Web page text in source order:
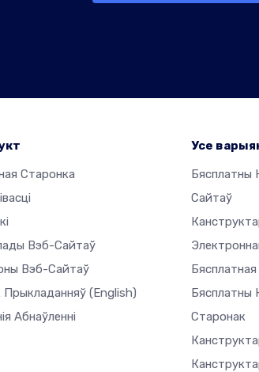
Старонка
Вэб-Сайтаў
Вэб-Сайтаў
Прыкладанняў (English)
Абнаўленні
Усе
Бясплатны
Сайтаў
Бясплатны
Старонак